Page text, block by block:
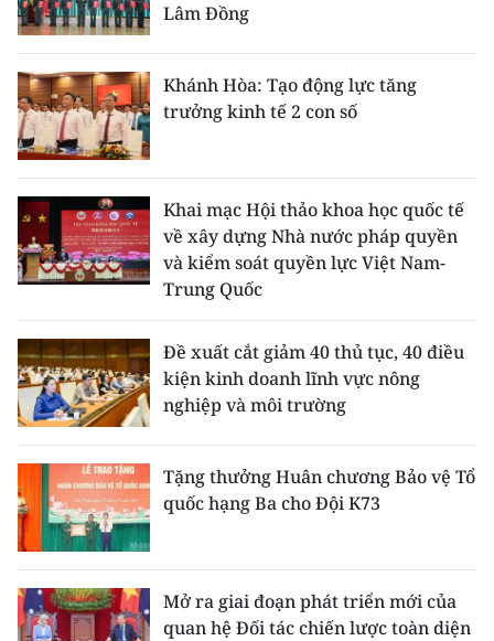
Lâm Đồng
Khánh Hòa: Tạo động lực tăng
trưởng kinh tế 2 con số
Khai mạc Hội thảo khoa học quốc tế
về xây dựng Nhà nước pháp quyền
và kiểm soát quyền lực Việt Nam-
Trung Quốc
Đề xuất cắt giảm 40 thủ tục, 40 điều
kiện kinh doanh lĩnh vực nông
nghiệp và môi trường
Tặng thưởng Huân chương Bảo vệ Tổ
quốc hạng Ba cho Đội K73
Mở ra giai đoạn phát triển mới của
quan hệ Đối tác chiến lược toàn diện